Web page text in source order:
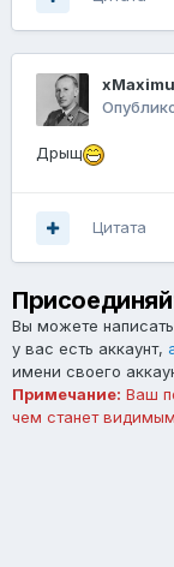
Дрыщ
Цитата
Вы можете
у вас есть аккаунт,
имени своего
Примечание: Ваш
чем станет